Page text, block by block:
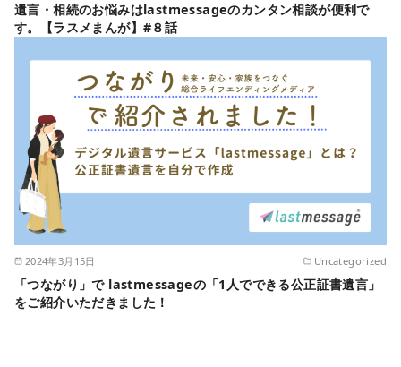
遺言・相続のお悩みはlastmessageのカンタン相談が便利で
す。【ラスメまんが】#８話
2024年3月15日 Uncategorized
「つながり」で lastmessageの「1人でできる公正証書遺言」
をご紹介いただきました！